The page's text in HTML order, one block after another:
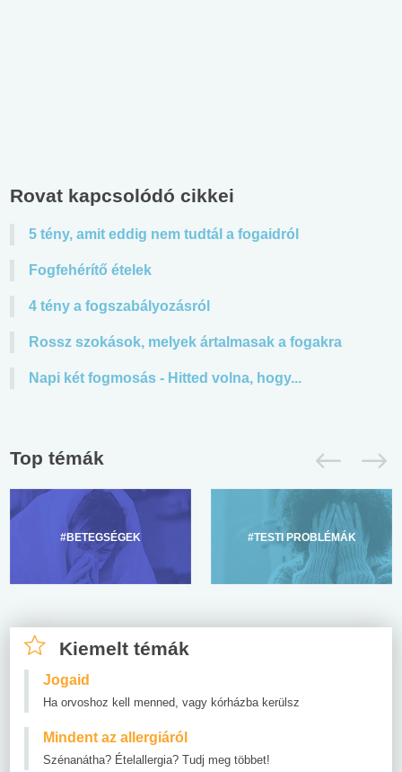
Rovat kapcsolódó cikkei
5 tény, amit eddig nem tudtál a fogaidról
Fogfehérítő ételek
4 tény a fogszabályozásról
Rossz szokások, melyek ártalmasak a fogakra
Napi két fogmosás - Hitted volna, hogy...
Top témák
#BETEGSÉGEK #TESTI PROBLÉMÁK
Kiemelt témák
Jogaid
Ha orvoshoz kell menned, vagy kórházba kerülsz
Mindent az allergiáról
Szénanátha? Ételallergia? Tudj meg többet!